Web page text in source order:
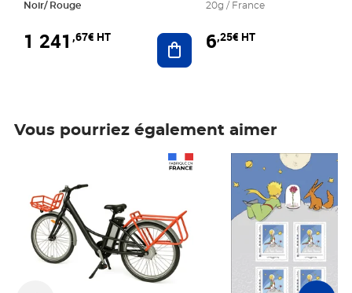
Noir/ Rouge
1 241 ,67€ HT Ajouter au panier
20g / France
6,25€ HT
Vous pourriez également aimer
Prix 6,25€ HT